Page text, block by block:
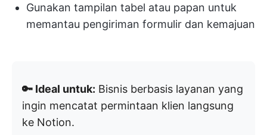
Gunakan tampilan tabel atau papan untuk
memantau pengiriman formulir dan kemajuan
🔑 Ideal untuk: Bisnis berbasis layanan yang
ingin mencatat permintaan klien langsung
ke Notion.